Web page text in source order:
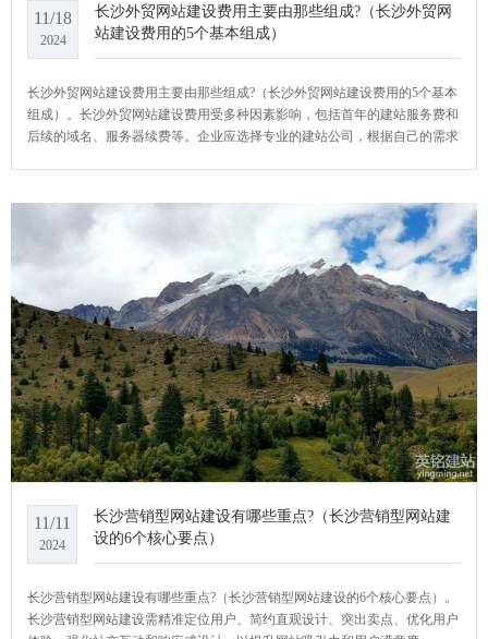
11/18
2024
长沙外贸网站建设费用主要由那些组成?（长沙外贸网
站建设费用的5个基本组成）
长沙外贸网站建设费用主要由那些组成?（长沙外贸网站建设费用的5个基本
组成）。长沙外贸网站建设费用受多种因素影响，包括首年的建站服务费和
后续的域名、服务器续费等。企业应选择专业的建站公司，根据自己的需求
11/11
2024
长沙营销型网站建设有哪些重点?（长沙营销型网站建
设的6个核心要点）
长沙营销型网站建设有哪些重点?（长沙营销型网站建设的6个核心要点）。
长沙营销型网站建设需精准定位用户、简约直观设计、突出卖点、优化用户